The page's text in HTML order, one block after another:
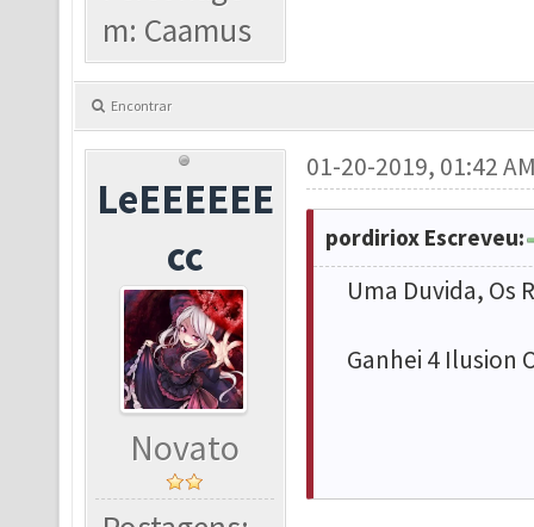
m: Caamus
Encontrar
LeEEEEEE
cc
Novato
01-20-2019, 01:42
pordiriox Escreveu:
Uma Duvida, Os
Ganhei 4 Ilusion